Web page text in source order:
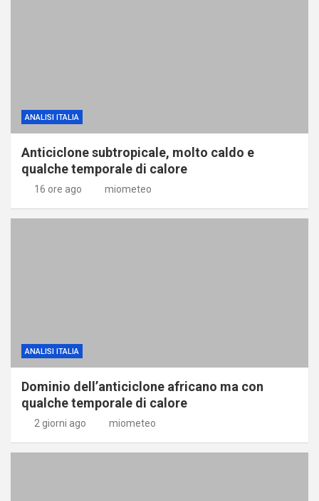
ANALISI ITALIA
Anticiclone subtropicale, molto caldo e
qualche temporale di calore
16 ore ago miometeo
ANALISI ITALIA
Dominio dell’anticiclone africano ma con
qualche temporale di calore
2 giorni ago miometeo